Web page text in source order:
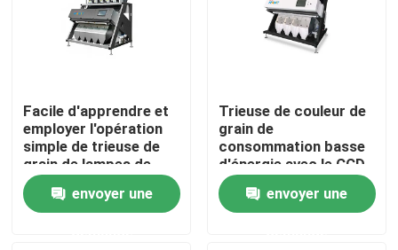
Trieuse de couleur de riz
Trieuse de couleur de blé
trieuse de couleur d'anarcadier
Facile d'apprendre et
employer l'opération
simple de trieuse de
grain de lampes de
LED
envoyer une
Trieuse de couleur de
grain de
consommation basse
d'énergie avec le CCD
de 5400 pixels
envoyer une